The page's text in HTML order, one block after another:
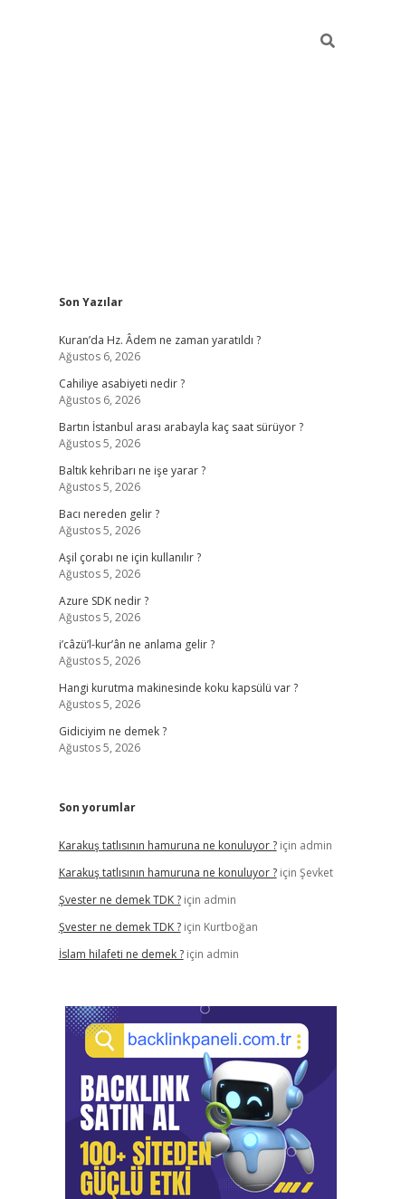
Sidebar
Son Yazılar
Kuran’da Hz. Âdem ne zaman yaratıldı ?
Ağustos 6, 2026
Cahiliye asabiyeti nedir ?
Ağustos 6, 2026
Bartın İstanbul arası arabayla kaç saat sürüyor ?
Ağustos 5, 2026
Baltık kehribarı ne işe yarar ?
Ağustos 5, 2026
Bacı nereden gelir ?
Ağustos 5, 2026
Aşil çorabı ne için kullanılır ?
Ağustos 5, 2026
Azure SDK nedir ?
Ağustos 5, 2026
i’câzü’l-kur’ân ne anlama gelir ?
Ağustos 5, 2026
Hangi kurutma makinesinde koku kapsülü var ?
Ağustos 5, 2026
Gidiciyim ne demek ?
Ağustos 5, 2026
Son yorumlar
Karakuş tatlısının hamuruna ne konuluyor ?için admin
Karakuş tatlısının hamuruna ne konuluyor ?için Şevket
Şvester ne demek TDK ?için admin
Şvester ne demek TDK ?için Kurtboğan
İslam hilafeti ne demek ?için admin